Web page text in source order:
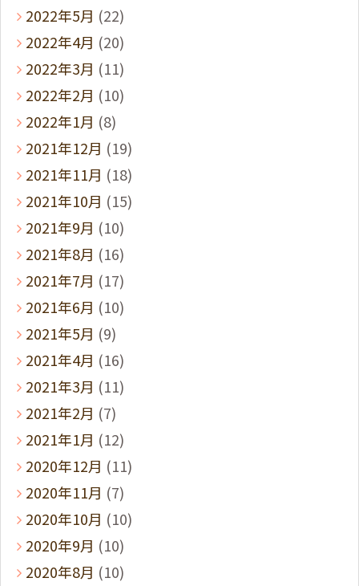
2022年5月 (22)
2022年4月 (20)
2022年3月 (11)
2022年2月 (10)
2022年1月 (8)
2021年12月 (19)
2021年11月 (18)
2021年10月 (15)
2021年9月 (10)
2021年8月 (16)
2021年7月 (17)
2021年6月 (10)
2021年5月 (9)
2021年4月 (16)
2021年3月 (11)
2021年2月 (7)
2021年1月 (12)
2020年12月 (11)
2020年11月 (7)
2020年10月 (10)
2020年9月 (10)
2020年8月 (10)